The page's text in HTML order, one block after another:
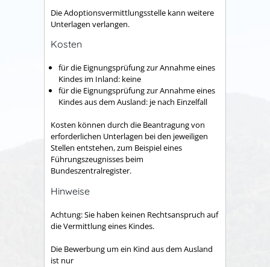
Die Adoptionsvermittlungsstelle kann weitere
Unterlagen verlangen.
Kosten
für die Eignungsprüfung zur Annahme eines
Kindes im Inland: keine
für die Eignungsprüfung zur Annahme eines
Kindes aus dem Ausland: je nach Einzelfall
Kosten können durch die Beantragung von
erforderlichen Unterlagen bei den jeweiligen
Stellen entstehen, zum Beispiel eines
Führungszeugnisses beim
Bundeszentralregister.
Hinweise
Achtung: Sie haben keinen Rechtsanspruch auf
die Vermittlung eines Kindes.
Die Bewerbung um ein Kind aus dem Ausland
ist nur